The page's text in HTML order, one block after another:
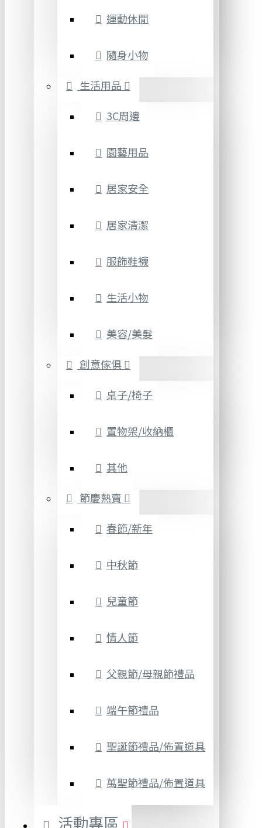
運動休閒
隨身小物
生活用品
3C周邊
園藝用品
居家安全
居家清潔
服飾鞋襪
生活小物
美容/美髮
創意傢俱
桌子/椅子
置物架/收納櫃
其他
節慶熱賣
春節/新年
中秋節
兒童節
情人節
父親節/母親節禮品
端午節禮品
聖誕節禮品/佈置道具
萬聖節禮品/佈置道具
活動專區